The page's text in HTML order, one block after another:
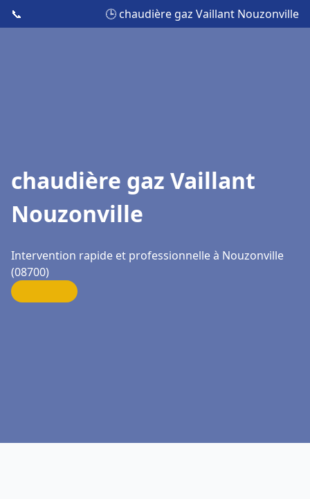
📞 🕒 chaudière gaz Vaillant Nouzonville
chaudière gaz Vaillant
Nouzonville
Intervention rapide et professionnelle à Nouzonville
(08700)